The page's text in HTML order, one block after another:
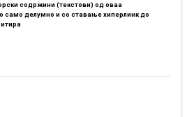
содржини (текстови) од оваа
само делумно и со ставање хиперлинк до